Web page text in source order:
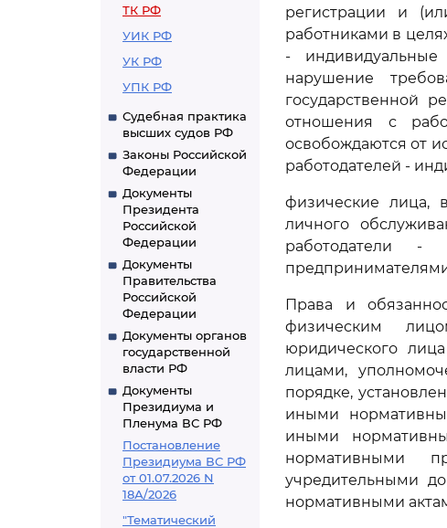
ТК РФ
УИК РФ
УК РФ
УПК РФ
Судебная практика
высших судов РФ
Законы Российской
Федерации
Документы
Президента
Российской
Федерации
Документы
Правительства
Российской
Федерации
Документы органов
государственной
власти РФ
Документы
Президиума и
Пленума ВС РФ
Постановление
Президиума ВС РФ
от 01.07.2026 N
18А/2026
"Тематический
регистрации и
работниками в
-
нарушение
государственной
отношения с
освобождаются от
работодателей -
физические лица,
личного
работодатели -
Права и
физическим
юридического
лицами,
порядке,
иными
иными
нормативными
учредительными
нормативными